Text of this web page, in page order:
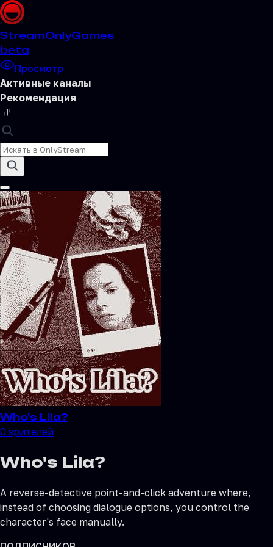
StreamOnlyGames
beta
Просмотр
Активные каналы
Рекомендация
Who's Lila?
0 зрителей
Who's Lila?
A reverse-detective point-and-click adventure where,
instead of choosing dialogue options, you control the
character's face manually.